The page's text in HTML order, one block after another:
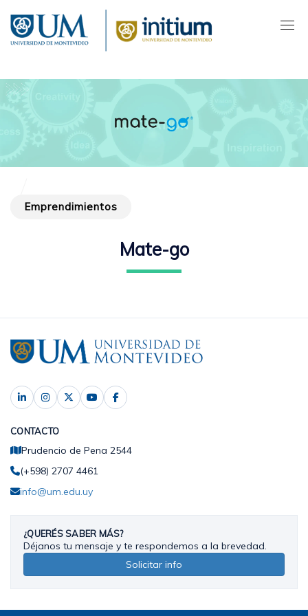
contenido
principal
Emprendimientos
Mate-go
CONTACTO
Prudencio de Pena 2544
(+598) 2707 4461
info@um.edu.uy
¿QUERÉS SABER MÁS?
Déjanos tu mensaje y te respondemos a la brevedad.
Solicitar info